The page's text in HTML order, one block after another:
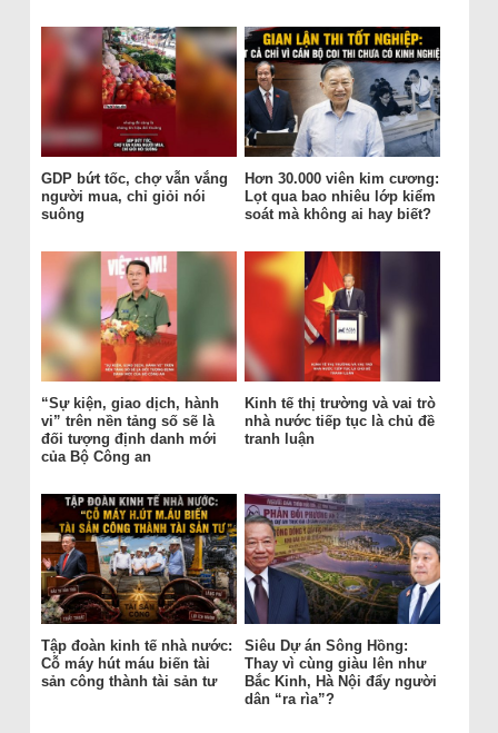
GDP bứt tốc, chợ vẫn vắng
người mua, chỉ giỏi nói
suông
Hơn 30.000 viên kim cương:
Lọt qua bao nhiêu lớp kiểm
soát mà không ai hay biết?
“Sự kiện, giao dịch, hành
vi” trên nền tảng số sẽ là
đối tượng định danh mới
của Bộ Công an
Kinh tế thị trường và vai trò
nhà nước tiếp tục là chủ đề
tranh luận
Tập đoàn kinh tế nhà nước:
Cỗ máy hút máu biến tài
sản công thành tài sản tư
Siêu Dự án Sông Hồng:
Thay vì cùng giàu lên như
Bắc Kinh, Hà Nội đẩy người
dân “ra rìa”?